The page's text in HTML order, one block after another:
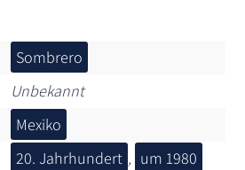
Sombrero
Unbekannt
Mexiko
20. Jahrhundert , um 1980